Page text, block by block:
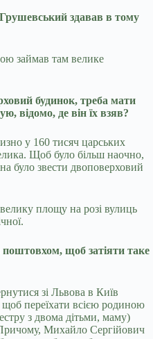
здавав в тому
займав там велике
будинок, треба мати
відомо, де він їх взяв?
у 160 тисяч царських
Щоб було більш наочно,
було звести двоповерховий
площу на розі вулиць
щоб затіяти таке
зі Львова в Київ
щоб переїхати всією родиною
з двома дітьми, маму)
Михайло Сергійович